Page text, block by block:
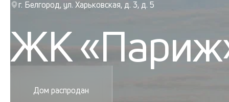
г. Белгород, ул. Харьковская, д. 3, д. 5
ЖК
Дом распродан